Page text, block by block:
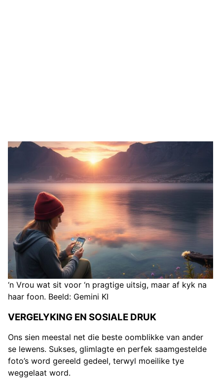
‘n Vrou wat sit voor ‘n pragtige uitsig, maar af kyk na
haar foon. Beeld: Gemini KI
VERGELYKING EN SOSIALE DRUK
Ons sien meestal net die beste oomblikke van ander
se lewens. Sukses, glimlagte en perfek saamgestelde
foto’s word gereeld gedeel, terwyl moeilike tye
weggelaat word.